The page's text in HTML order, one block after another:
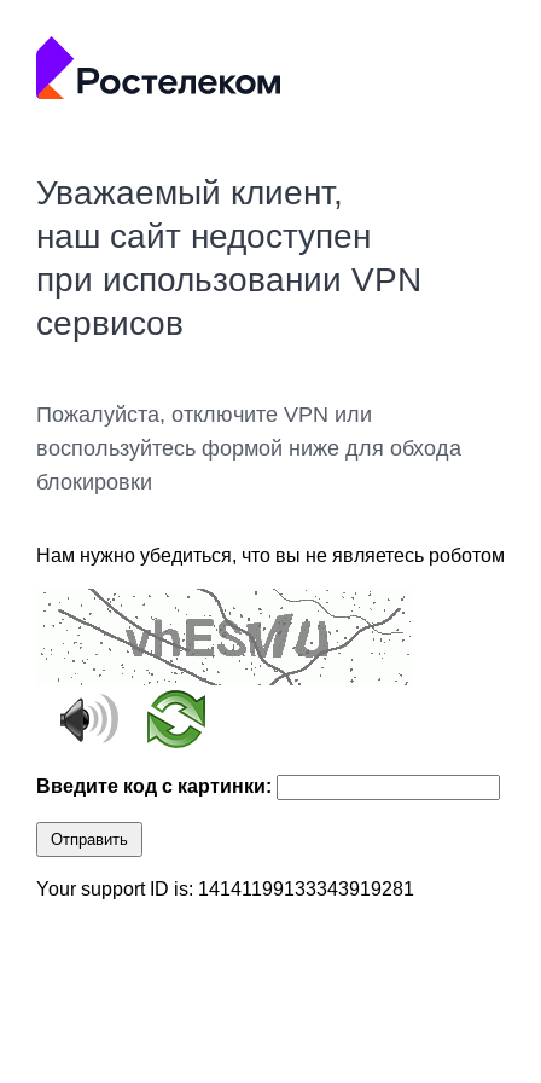
Уважаемый клиент,
наш сайт недоступен
при использовании VPN
сервисов
Пожалуйста, отключите VPN или
воспользуйтесь формой ниже для обхода
блокировки
Нам нужно убедиться, что вы не являетесь роботом
Введите код с картинки:
Отправить
Your support ID is: 14141199133343919281